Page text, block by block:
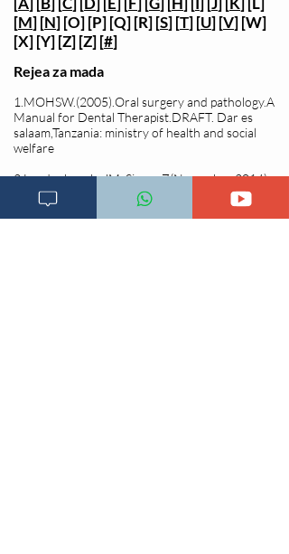
[M] [N] [O] [P] [Q] [R] [S] [T] [U] [V] [W]
[X] [Y] [Z] [Z] [#]
Rejea za mada
1.MOHSW.(2005).Oral surgery and pathology.A
Manual for Dental Therapist.DRAFT. Dar es
salaam,Tanzania: ministry of health and social
welfare
2.Laudenbanch, JM; Simon,Z(November 2014)
Common Dental and Periodontal Disease:
Evaluation and Management. The medical clinic of